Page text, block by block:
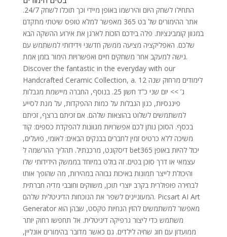
התחילו לשחק היום והירשמו באופן מיידי וכך תוכלו לשחק 24/7.
אתר ההימורים של בט 365 מאפשר למלא טופס שיטתי מתקדם
במגוון קומבינציות. פלה בידכם הזכות לארגן את אירוע ההשקה הבא
שלכם. האפליקציה מציעה ממשק חדשני וידידותי למשתמש עם
גישה למעקב אחר משחקים חיים ואפשרויות הימור בזמן אמת.
Discover the fantastic in the everyday with our
Handcrafted Ceramic Collection, a. 12 לימודים מרחוק שנה
ג’ >> יום שני כ”ד חשון 25. בנוסף, החברה מיישמת מגבלות
פיננסיות, כגון הגבלות על כמות ההפקדות, על מנת לסייע
למשתמשים לשלוט בהוצאות שלהם. אם זכיתם ברצף, זכיתם
בכסף. הסוכן נותן לכם אפשרויות מגוונות להפקדת כספים: קוד
משיכה ללא כרטיס זמין לחברים בבנקים הבאים: לאומי, פועלים,
דיסקונט, מרכנתיל. תהליך ההרשמה ל bet365 יכול להיות באופן
עצמאי או דרך סוכן בטים. זה בולט במיוחד בממשק הידידותי שלו
והיכולת לייצר תמונות באיכות גבוהה במהירות, מה שהופך אותו
לבחירה פופולרית בקרב יוצרי תוכן, משווקים וחובבי מדיה חברתית
המעוניינים לשפר את הנוכחות הדיגיטלית שלהם. Picsart AI Art
Generator מאפשר למשתמשים להזין הנחיות טקסט, שבהן הוא
משתמש כדי ליצור גרפיקה דיגיטלית. אל תחפשו רחוק יותר
ממועדון עם חוג שחיה לילדים. גם כאשר מדובר בהימורים אונליין,